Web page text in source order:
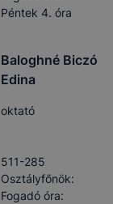
Péntek 4. óra
Baloghné Biczó
Edina
oktató
511-285
Osztályfőnök:
Fogadó óra: